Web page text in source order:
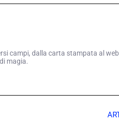
campi, dalla carta stampata al
magia.